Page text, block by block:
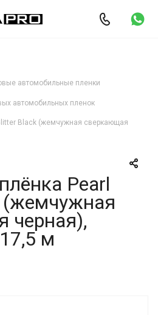
автомобильные пленки
автомобильных пленок
Black (жемчужная сверкающая
Pearl
(жемчужная
черная),
м